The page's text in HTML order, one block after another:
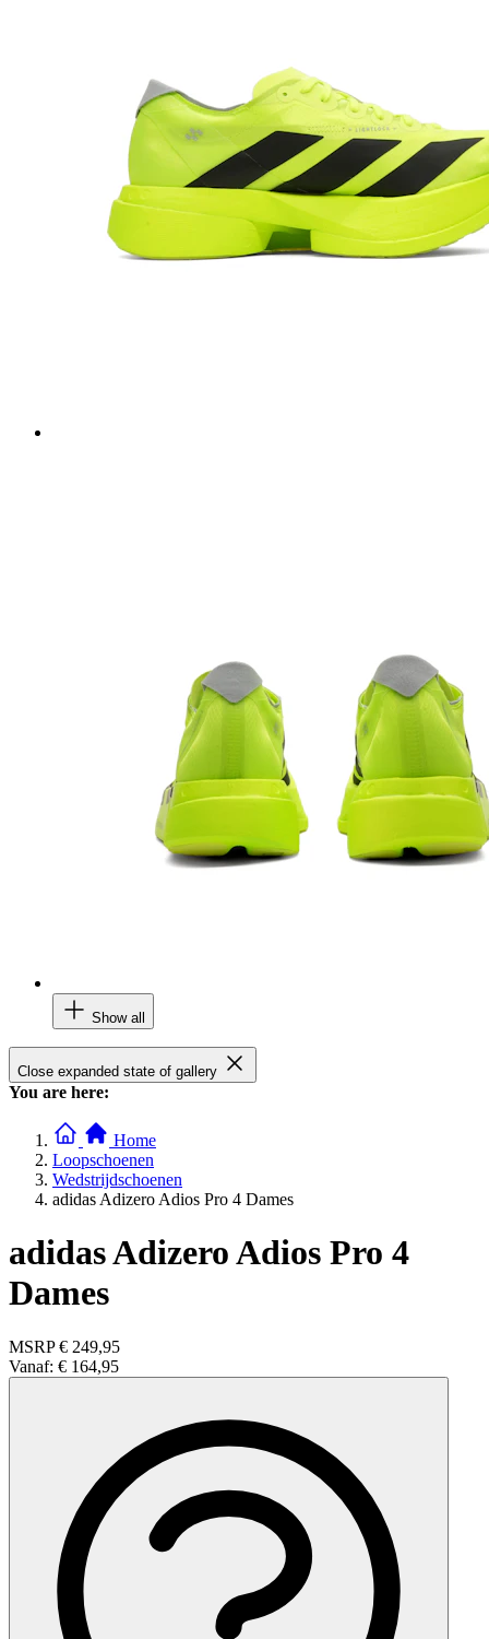
Show all
Close expanded state of gallery
You are here:
Home
Loopschoenen
Wedstrijdschoenen
adidas Adizero Adios Pro 4 Dames
adidas Adizero Adios Pro 4
Dames
MSRP € 249,95
Vanaf: € 164,95